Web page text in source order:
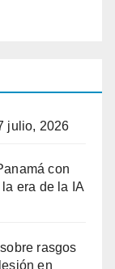
julio, 2026
con
era de la IA
rasgos
en